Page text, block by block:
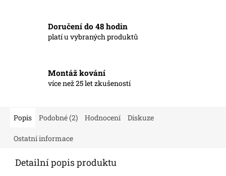
Doručení do 48 hodin
platí u vybraných produktů
Montáž kování
více než 25 let zkušeností
Popis Podobné (2) Hodnocení Diskuze
Ostatní informace
Detailní popis produktu